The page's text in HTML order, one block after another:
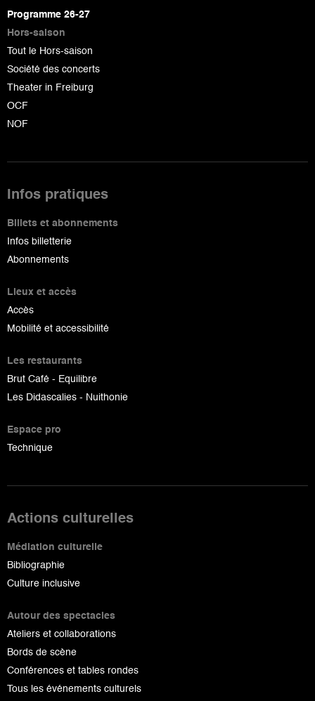
page
Programme 26-27
Hors-saison
Tout le Hors-saison
Société des concerts
Theater in Freiburg
OCF
NOF
Infos pratiques
Billets et abonnements
Infos billetterie
Abonnements
Lieux et accès
Accès
Mobilité et accessibilité
Les restaurants
Brut Café - Equilibre
Les Didascalies - Nuithonie
Espace pro
Technique
Actions culturelles
Médiation culturelle
Bibliographie
Culture inclusive
Autour des spectacles
Ateliers et collaborations
Bords de scène
Conférences et tables rondes
Tous les événements culturels